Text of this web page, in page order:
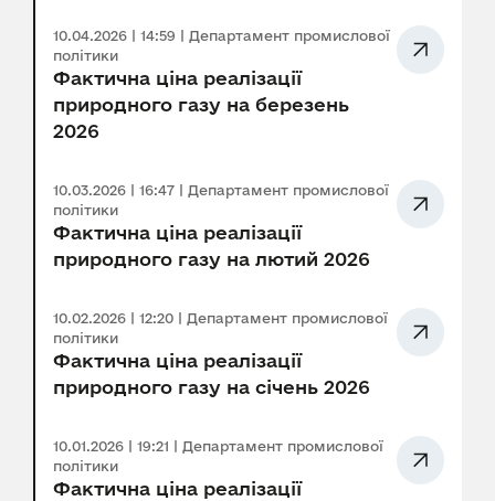
10.04.2026 | 14:59 | Департамент промислової
політики
Фактична ціна реалізації
природного газу на березень
2026
10.03.2026 | 16:47 | Департамент промислової
політики
Фактична ціна реалізації
природного газу на лютий 2026
10.02.2026 | 12:20 | Департамент промислової
політики
Фактична ціна реалізації
природного газу на січень 2026
10.01.2026 | 19:21 | Департамент промислової
політики
Фактична ціна реалізації